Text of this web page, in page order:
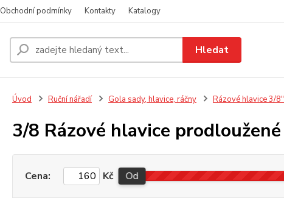
Obchodní podmínky Kontakty Katalogy
Hledat
Úvod Ruční nářadí Gola sady, hlavice, ráčny Rázové hlavice 3/8"
3/8 Rázové hlavice prodloužené
Cena: Kč Od